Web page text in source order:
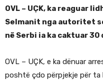
OVL – UÇK, ka reaguar
Selmanit nga autoritet
në Serbi ia ka caktuar
OVL – UÇK, e ka dënuar
poshtë çdo përpjekje për